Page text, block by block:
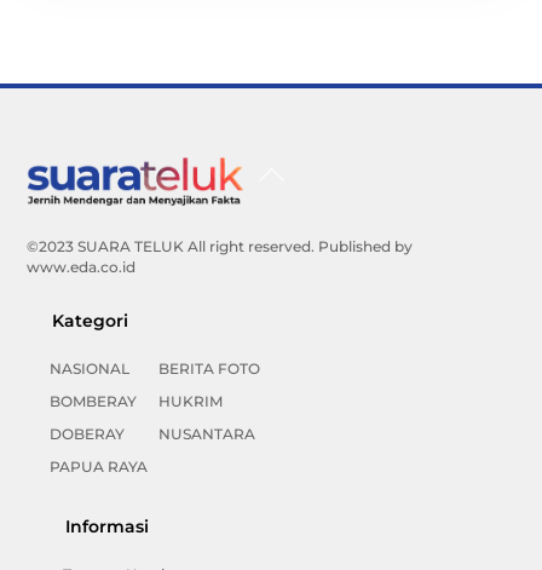
©2023 SUARA TELUK All right reserved. Published by
www.eda.co.id
Kategori
NASIONAL
BOMBERAY
DOBERAY
PAPUA RAYA
BERITA FOTO
HUKRIM
NUSANTARA
Informasi